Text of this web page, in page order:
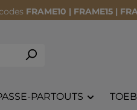
FRAME10 | FRAME15 |
PARTOUTS